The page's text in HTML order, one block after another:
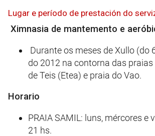
Lugar e período de prestación do
Ximnasia de mantemento e
Durante os meses de Xullo (do
do 2012 na contorna das praias
de Teis (Etea) e praia do Vao.
Horario
PRAIA SAMIL: luns, mércores e
21 hs.